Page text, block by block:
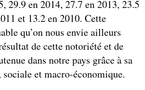
29.9 en 2014, 27.7 en 2013, 23.5
et 13.2 en 2010. Cette
qu’on nous envie ailleurs
de cette notoriété et de
dans notre pays grâce à sa
et macro-économique.